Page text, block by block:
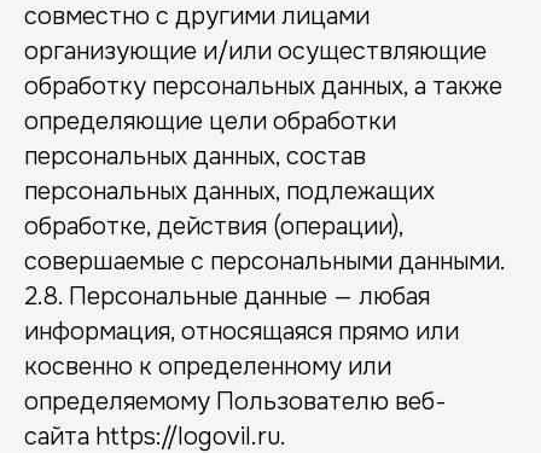
совместно с другими лицами
организующие и/или осуществляющие
обработку персональных данных, а также
определяющие цели обработки
персональных данных, состав
персональных данных, подлежащих
обработке, действия (операции),
совершаемые с персональными данными.
2.8. Персональные данные — любая
информация, относящаяся прямо или
косвенно к определенному или
определяемому Пользователю веб-
сайта https://logovil.ru.